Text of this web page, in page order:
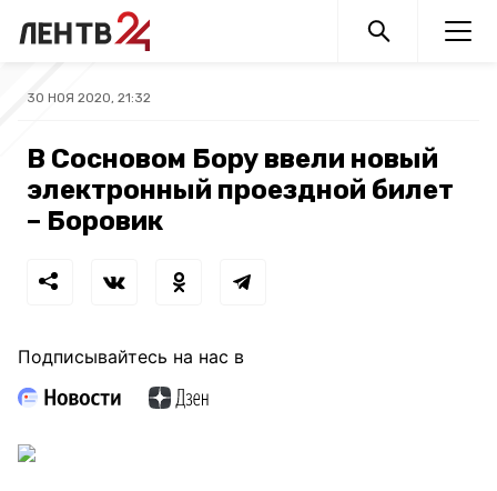
30 НОЯ 2020, 21:32
В Сосновом Бору ввели новый
электронный проездной билет
– Боровик
Подписывайтесь на нас в